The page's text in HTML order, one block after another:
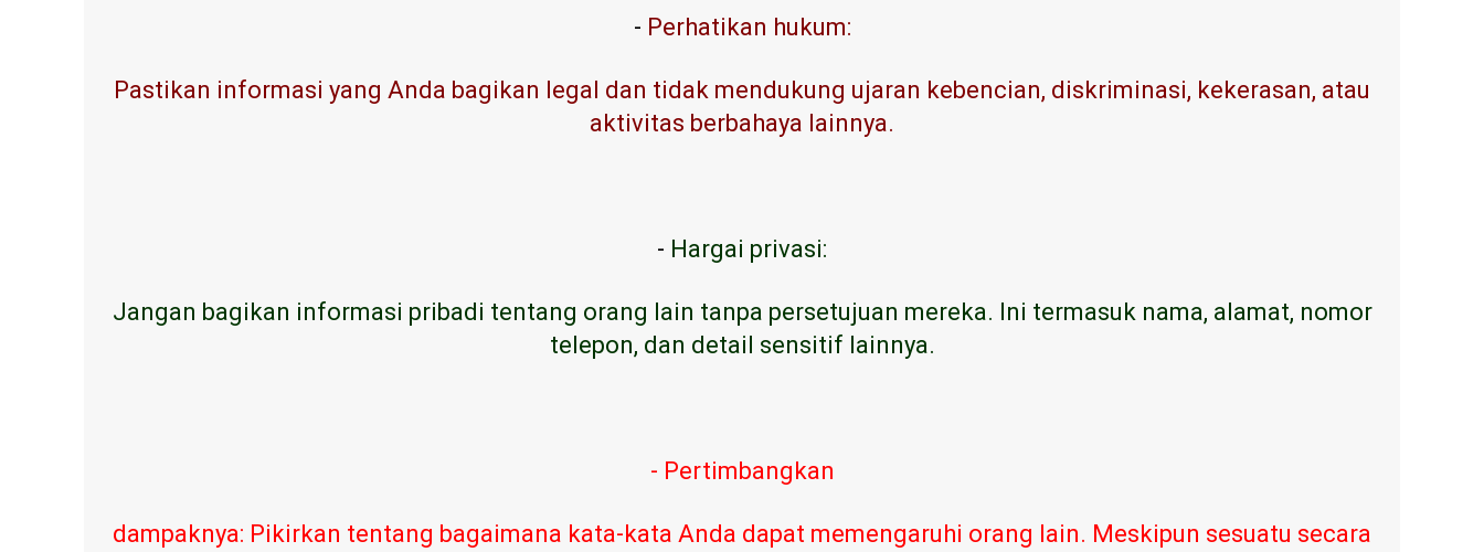
- Perhatikan hukum:
Pastikan informasi yang Anda bagikan legal dan tidak mendukung ujaran kebencian, diskriminasi, kekerasan, atau
aktivitas berbahaya lainnya.
- Hargai privasi:
Jangan bagikan informasi pribadi tentang orang lain tanpa persetujuan mereka. Ini termasuk nama, alamat, nomor
telepon, dan detail sensitif lainnya.
- Pertimbangkan
dampaknya: Pikirkan tentang bagaimana kata-kata Anda dapat memengaruhi orang lain. Meskipun sesuatu secara